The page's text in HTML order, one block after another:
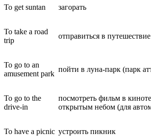
To get suntan загорать
To take a road
trip
отправиться в
To go to an
amusement park
пойти в луна-парк (парк
To go to the
drive-in
посмотреть фильм в
открытым небом (для
To have a picnic устроить пикник